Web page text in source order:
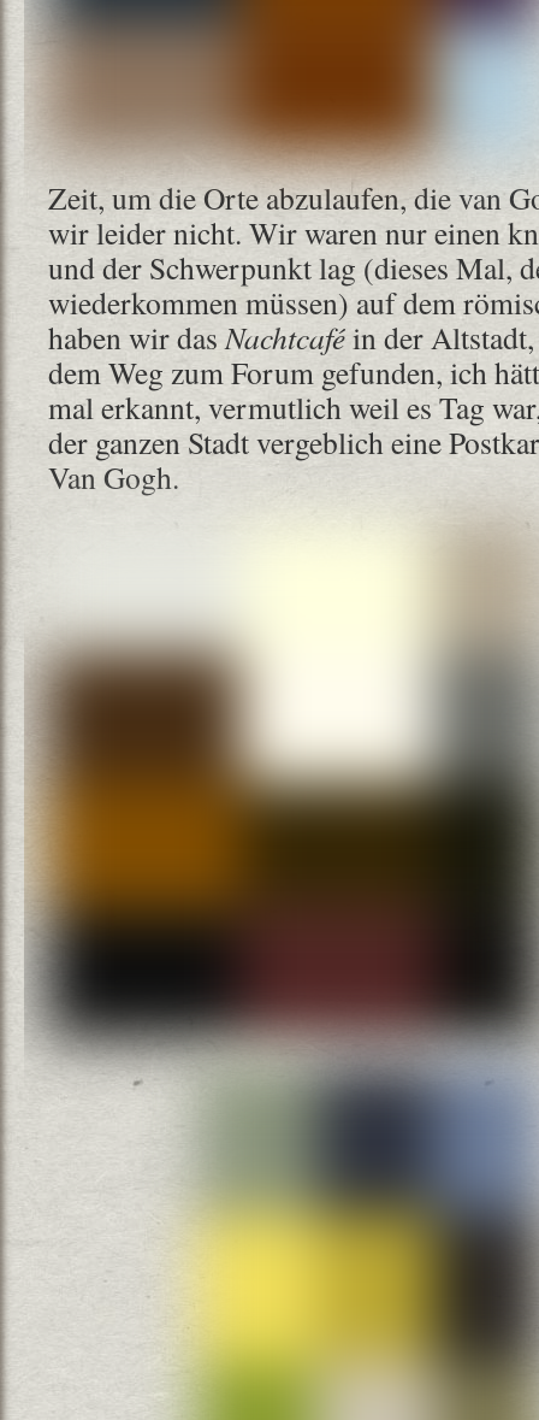
Zeit, um die Orte abzulaufen, die van
wir leider nicht. Wir waren nur einen
und der Schwerpunkt lag (dieses Mal,
wiederkommen müssen) auf dem
haben wir dasNachtcaféin der
dem Weg zum Forum gefunden, ich
mal erkannt, vermutlich weil es Tag
der ganzen Stadt vergeblich eine
Van Gogh.